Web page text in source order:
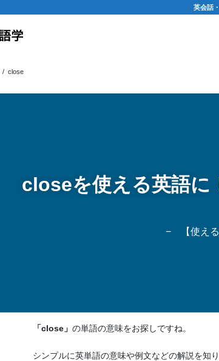
英会話
close
closeを使える英語に
− 【使え
「close」 の単語の意味をお探しですね。
シンプルに英単語の意味や例文などの解説を知り